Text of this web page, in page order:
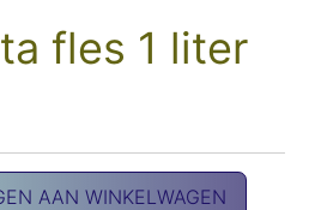
fles 1 liter
aantal
AAN WINKELWAGEN